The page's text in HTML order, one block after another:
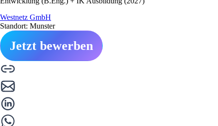
Westnetz GmbH
Standort: Munster
Jetzt bewerben